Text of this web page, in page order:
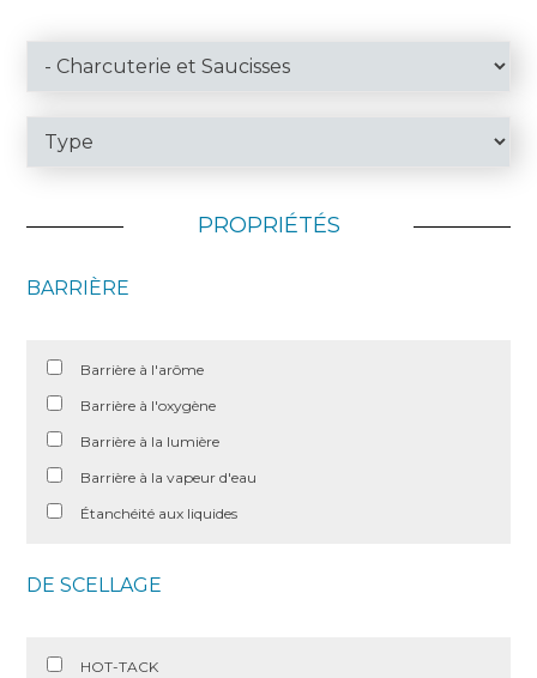
PROPRIÉTÉS
BARRIÈRE
Barrière à l'arôme
Barrière à l'oxygène
Barrière à la lumière
Barrière à la vapeur d'eau
Étanchéité aux liquides
DE SCELLAGE
HOT-TACK